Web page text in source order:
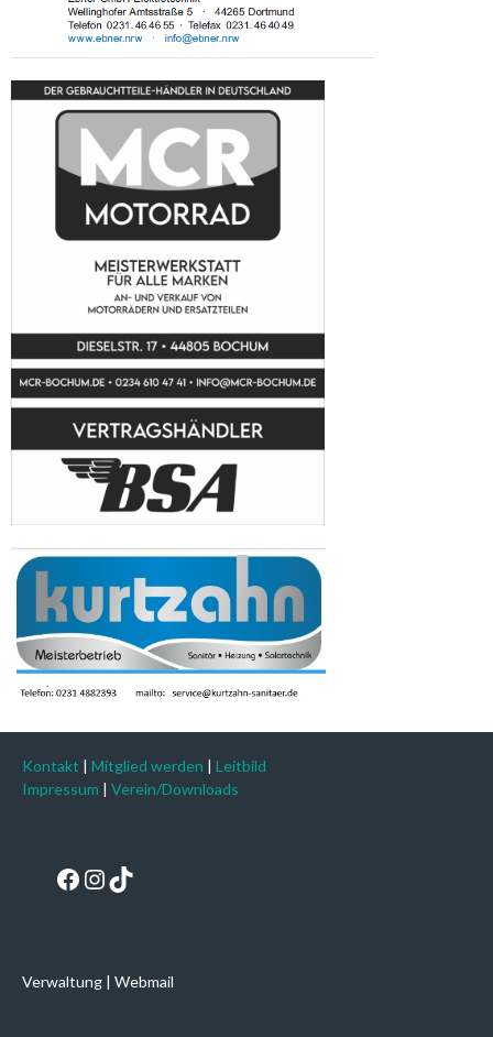
Kontakt | Mitglied werden | Leitbild
Impressum | Verein/Downloads
Facebook
Instagram
TikTok
Verwaltung | Webmail